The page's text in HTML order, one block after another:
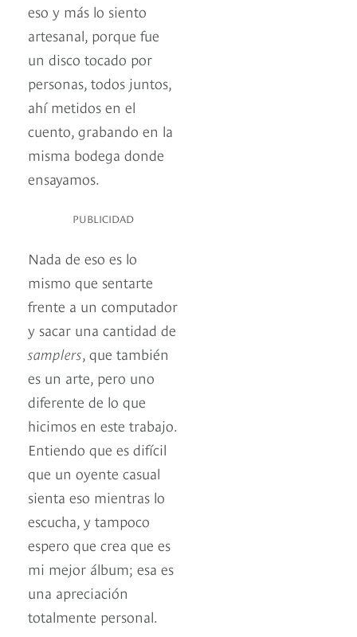
eso y más lo siento
artesanal, porque fue
un disco tocado por
personas, todos juntos,
ahí metidos en el
cuento, grabando en la
misma bodega donde
ensayamos.
PUBLICIDAD
Nada de eso es lo
mismo que sentarte
frente a un computador
y sacar una cantidad de
samplers, que también
es un arte, pero uno
diferente de lo que
hicimos en este trabajo.
Entiendo que es difícil
que un oyente casual
sienta eso mientras lo
escucha, y tampoco
espero que crea que es
mi mejor álbum; esa es
una apreciación
totalmente personal.